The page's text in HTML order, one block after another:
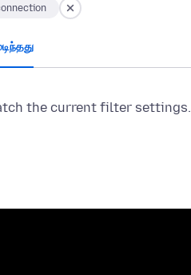
the current filter settings.